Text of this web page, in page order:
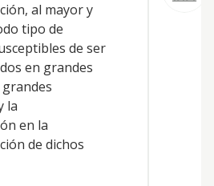
al mayor y
tipo de
de ser
en grandes
la
en la
de dichos